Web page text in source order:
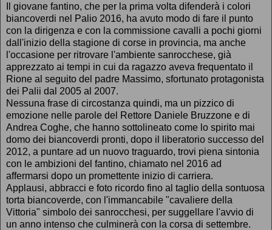
Il giovane fantino, che per la prima volta difenderà i colori
biancoverdi nel Palio 2016, ha avuto modo di fare il punto
con la dirigenza e con la commissione cavalli a pochi giorni
dall'inizio della stagione di corse in provincia, ma anche
l'occasione per ritrovare l'ambiente sanrocchese, già
apprezzato ai tempi in cui da ragazzo aveva frequentato il
Rione al seguito del padre Massimo, sfortunato protagonista
dei Palii dal 2005 al 2007.
Nessuna frase di circostanza quindi, ma un pizzico di
emozione nelle parole del Rettore Daniele Bruzzone e di
Andrea Coghe, che hanno sottolineato come lo spirito mai
domo dei biancoverdi pronti, dopo il liberatorio successo del
2012, a puntare ad un nuovo traguardo, trovi piena sintonia
con le ambizioni del fantino, chiamato nel 2016 ad
affermarsi dopo un promettente inizio di carriera.
Applausi, abbracci e foto ricordo fino al taglio della sontuosa
torta biancoverde, con l'immancabile "cavaliere della
Vittoria" simbolo dei sanrocchesi, per suggellare l'avvio di
un anno intenso che culminerà con la corsa di settembre.